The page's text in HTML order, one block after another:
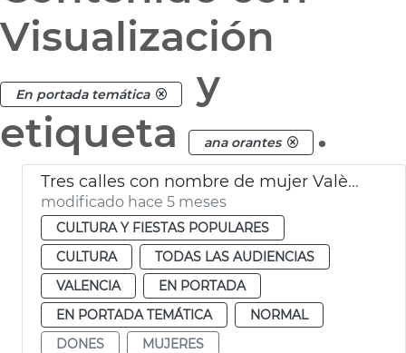
Visualización
En portada temática
y
etiqueta
ana orantes .
Tres calles con nombre de mujer València
modificado hace 5 meses
CULTURA Y FIESTAS POPULARES
CULTURA
TODAS LAS AUDIENCIAS
VALENCIA
EN PORTADA
EN PORTADA TEMÁTICA
NORMAL
DONES
MUJERES